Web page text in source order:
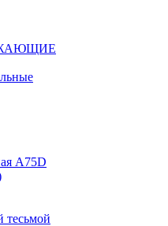
А75D
тесьмой